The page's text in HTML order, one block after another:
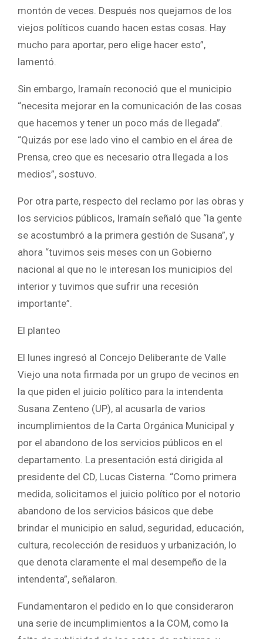
montón de veces. Después nos quejamos de los
viejos políticos cuando hacen estas cosas. Hay
mucho para aportar, pero elige hacer esto”,
lamentó.
Sin embargo, Iramaín reconoció que el municipio
“necesita mejorar en la comunicación de las cosas
que hacemos y tener un poco más de llegada”.
“Quizás por ese lado vino el cambio en el área de
Prensa, creo que es necesario otra llegada a los
medios”, sostuvo.
Por otra parte, respecto del reclamo por las obras y
los servicios públicos, Iramaín señaló que “la gente
se acostumbró a la primera gestión de Susana”, y
ahora “tuvimos seis meses con un Gobierno
nacional al que no le interesan los municipios del
interior y tuvimos que sufrir una recesión
importante”.
El planteo
El lunes ingresó al Concejo Deliberante de Valle
Viejo una nota firmada por un grupo de vecinos en
la que piden el juicio político para la intendenta
Susana Zenteno (UP), al acusarla de varios
incumplimientos de la Carta Orgánica Municipal y
por el abandono de los servicios públicos en el
departamento. La presentación está dirigida al
presidente del CD, Lucas Cisterna. “Como primera
medida, solicitamos el juicio político por el notorio
abandono de los servicios básicos que debe
brindar el municipio en salud, seguridad, educación,
cultura, recolección de residuos y urbanización, lo
que denota claramente el mal desempeño de la
intendenta”, señalaron.
Fundamentaron el pedido en lo que consideraron
una serie de incumplimientos a la COM, como la